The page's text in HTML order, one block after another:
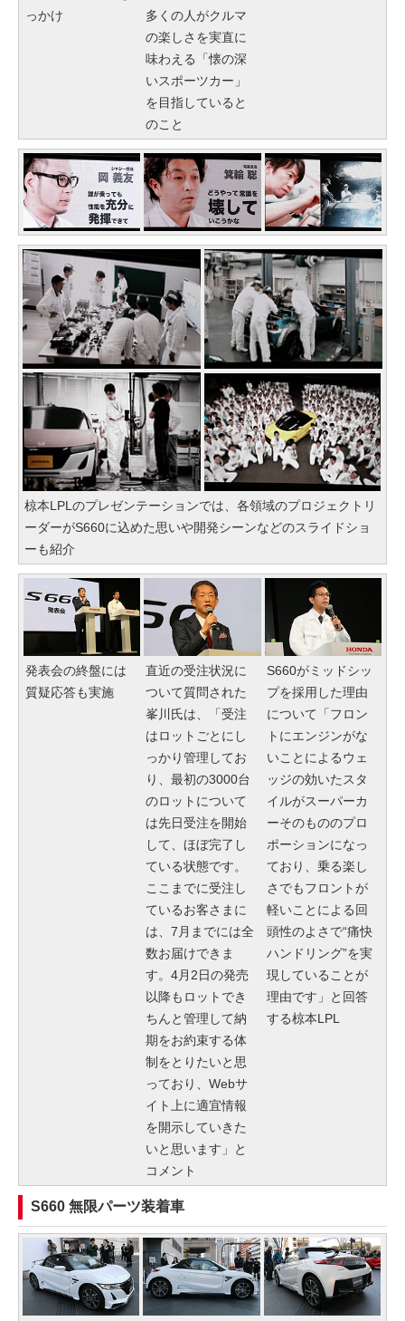
っかけ
多くの人がクルマ
の楽しさを実直に
味わえる「懐の深
いスポーツカー」
を目指していると
のこと
椋本LPLのプレゼンテーションでは、各領域のプロジェクトリ
ーダーがS660に込めた思いや開発シーンなどのスライドショ
ーも紹介
発表会の終盤には
質疑応答も実施
直近の受注状況に
ついて質問された
峯川氏は、「受注
はロットごとにし
っかり管理してお
り、最初の3000台
のロットについて
は先日受注を開始
して、ほぼ完了し
ている状態です。
ここまでに受注し
ているお客さまに
は、7月までには全
数お届けできま
す。4月2日の発売
以降もロットでき
ちんと管理して納
期をお約束する体
制をとりたいと思
っており、Webサ
イト上に適宜情報
を開示していきた
いと思います」と
コメント
S660がミッドシッ
プを採用した理由
について「フロン
トにエンジンがな
いことによるウェ
ッジの効いたスタ
イルがスーパーカ
ーそのもののプロ
ポーションになっ
ており、乗る楽し
さでもフロントが
軽いことによる回
頭性のよさで“痛快
ハンドリング”を実
現していることが
理由です」と回答
する椋本LPL
S660 無限パーツ装着車